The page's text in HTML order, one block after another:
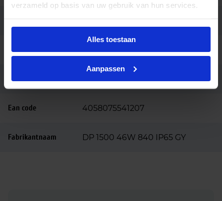
verzameld op basis van uw gebruik van hun services.
Alles toestaan
Aanpassen
Merk Ledvance
Garantie 5 jaar
Ean code 4058075541207
Fabrikantnaam DP 1500 46W 840 IP65 GY